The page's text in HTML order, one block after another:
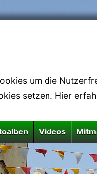
um die
setzen. Hier
Videos